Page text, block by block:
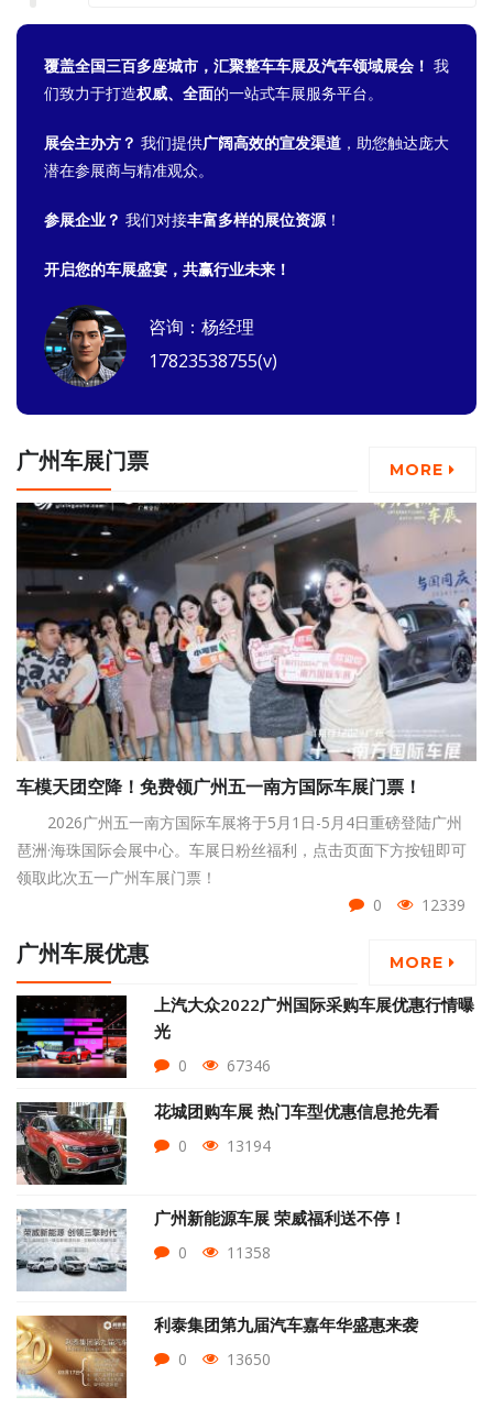
覆盖全国三百多座城市，汇聚整车车展及汽车领域展会！ 我
们致力于打造权威、全面的一站式车展服务平台。
展会主办方？ 我们提供广阔高效的宣发渠道 ，助您触达庞大
潜在参展商与精准观众。
参展企业？ 我们对接丰富多样的展位资源！
开启您的车展盛宴，共赢行业未来！
咨询：杨经理
17823538755(v)
广州车展门票 MORE
车模天团空降！免费领广州五一南方国际车展门票！
2026广州五一南方国际车展将于5月1日-5月4日重磅登陆广州
琶洲·海珠国际会展中心。车展日粉丝福利，点击页面下方按钮即可
领取此次五一广州车展门票！
0
12339
广州车展优惠 MORE
上汽大众2022广州国际采购车展优惠行情曝
光
0 67346
花城团购车展 热门车型优惠信息抢先看
0 13194
广州新能源车展 荣威福利送不停！
0 11358
利泰集团第九届汽车嘉年华盛惠来袭
0 13650